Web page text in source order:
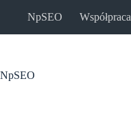
NpSEO Współpraca
NpSEO